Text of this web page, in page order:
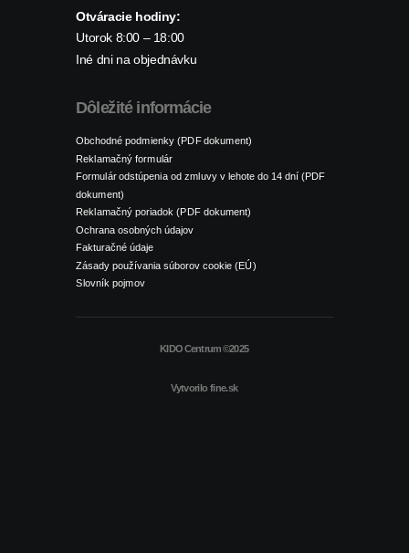
Otváracie hodiny:
Utorok 8:00 – 18:00
Iné dni na objednávku
Dôležité informácie
Obchodné podmienky (PDF dokument)
Reklamačný formulár
Formulár odstúpenia od zmluvy v lehote do 14 dní (PDF
dokument)
Reklamačný poriadok (PDF dokument)
Ochrana osobných údajov
Fakturačné údaje
Zásady používania súborov cookie (EÚ)
Slovník pojmov
KIDO Centrum ©2025
Vytvorilo fine.sk